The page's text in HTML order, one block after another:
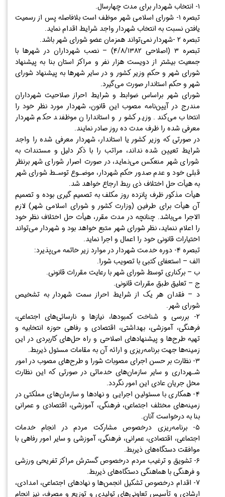
۱- انتخاب شهردار برای مدت چهارسال.
تبصره ۱- شورای اسلامی شهر موظف است بلافاصله پس از رسمیت
یافتن نسبت به انتخاب شهردار واجد شرایط اقدام نماید.
تبصره ۲ -شهردار نمی‌تواند همزمان عضو شورای شهر باشد.
تبصره ۳ (اصلاحی ۴/۸/۱۳۸۲) – نصب شهرداران در شهر‌ها با
جمعیت بیشتر از دویست هزار نفر و مراکز استان بنا به پیشنهاد
شورای شهر و حکم وزیر کشور و در سایر شهر‌ها به پیشنهاد شورای
شهر و حکم استاندار صورت می‌گیرد.
شورای شهر براساس ضوابط و شرایط احراز صلاحیت شهرداران
مندرج در آیین‌نامه مصوب این قانون، شهردار مورد نظر خود را
انتخاب می‌کند. وزیر کشور و استانداران موظفند حکم شهردار
معرفی شده را ظرف مدت ده روز صادر نمایند.
در صورتی که وزیر کشور یا استاندار، شهردار معرفی شده را واجد
شرایط تعیین شده نداند، مراتب را با ذکر دلیل و مستندات به
شورای شهر منعکس می‌نماید، در صورت اصرار شورای شهر برنظر
قبلی خود و عدم صدور حکم شهردار، موضـوع توسـط شورای شهر
به هیأت حل اختلاف ذی ربط ارجاع خواهد شد.
هیأت مذکور ظرف پانزده روز مکلف به تصمیم گیری بوده و تصمیم
آن هیأت برای طرفین (وزارت کشور و شورای اسلامی شهر) لازم
الاجرا می‌باشد. چنانچه در مدت مقرر، هیأت حل اختلاف نظر خود
را اعلام ننماید، نظر شورای شهر متبع خواهد بود و شهردار می‌تواند
اختیارات قانونی خود را اعمال و اجرا نماید.
تبصره ۴- دوره خدمت شهردار در موارد زیر خاتمه می‌پذیرد:
الف – استعفای کتبی با تصویب شورا.
ب – برکناری توسط شورای شهر با رعایت مقررات قانونی.
ج – تعلیق طبق مقررات قانونی.
د – فقدان هر یک از شرایط احراز سمت شهردار به تشخیص
شورای شهر.
۲- بررسی و شناخت کمبود‌ها، نیاز‌ها و نارسائی‌های اجتماعی،
فرهنگی، آموزشی، بهداشتی، اقتصادی و رفاهی حوزه انتخابیه و
تهیه طرح‌ها و پیشنهاد‌های اصلاحی و راه حل‌های کاربردی در این
زمینه‌ها جهت برنامه‌ریزی و ارائه آن به مقامات مسئول ذیربط.
۳- نظارت بر حسن اجرای مصوبات شورا و طرح‌های مصوب در امور
شـهرداری و سایر سازمان‌های خدماتی در صورتی که این نظارت
مخل جریان عادی این امور نگردد.
۴- همکاری با مسئولین اجرایی و نهادها و سازمان‌های مملکتی در
زمینه‌های مختلف اجتماعی، فرهنگی، آموزشی، اقتصادی و عمرانی
بنا به درخواست آنان.
۵- برنامه‌ریزی درخصوص مشارکت مردم در انجام خدمات
اجتماعی، اقتصادی، عمرانی، فرهنگی، آموزشی و سایر امور رفاهی با
موافقت دستگاه‌های ذیربط.
۶- تشویق و ترغیب مردم درخصوص گسترش مراکز تفریحی ورزشی
و فرهنگی با هماهنگی دستگاه‌های ذیربط.
۷- اقدام درخصوص تشکیل انجمن‌ها و نهادهای اجتماعی، امدادی،
ارشادی و تأسیس تعاونی‌های تولیدی و توزیع و مصرف، نیز انجام